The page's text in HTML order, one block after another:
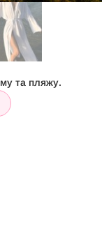
та пляжу.